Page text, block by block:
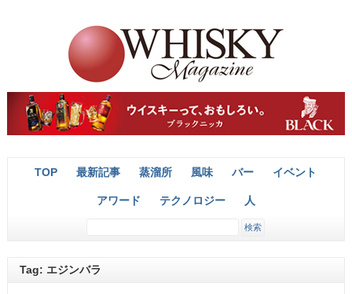
TOP 最新記事 蒸溜所 風味 バー イベント
アワード テクノロジー 人
Tag: エジンバラ